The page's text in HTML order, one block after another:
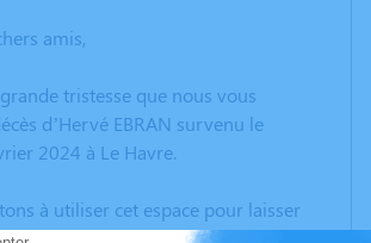
amis,
tristesse que nous vous
d’Hervé EBRAN survenu le
2024 à Le Havre.
à utiliser cet espace pour laisser
partager des photos souvenirs, une